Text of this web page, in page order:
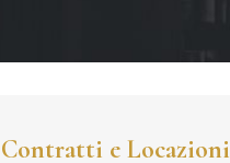
Contratti e Locazioni